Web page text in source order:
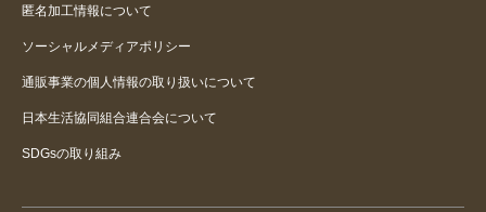
匿名加工情報について
ソーシャルメディアポリシー
通販事業の個人情報の取り扱いについて
日本生活協同組合連合会について
SDGsの取り組み